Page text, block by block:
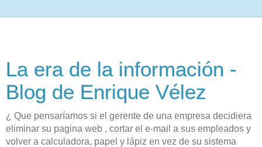
La era de la información -
Blog de Enrique Vélez
¿ Que pensaríamos si el gerente de una empresa decidiera
eliminar su pagina web , cortar el e-mail a sus empleados y
volver a calculadora, papel y lápiz en vez de su sistema